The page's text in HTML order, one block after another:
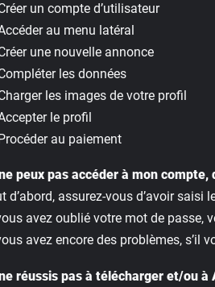
un compte d’utilisateur
au menu latéral
une nouvelle annonce
les données
les images de votre profil
le profil
au paiement
peux pas accéder à mon compte,
d’abord, assurez-vous d’avoir
avez oublié votre mot de passe,
avez encore des problèmes, s’il
réussis pas à télécharger et/ou